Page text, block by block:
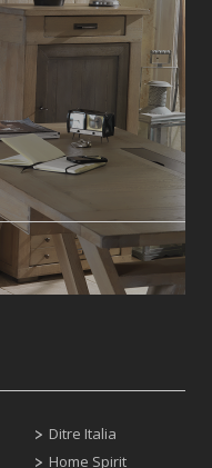
Ditre Italia
Home Spirit